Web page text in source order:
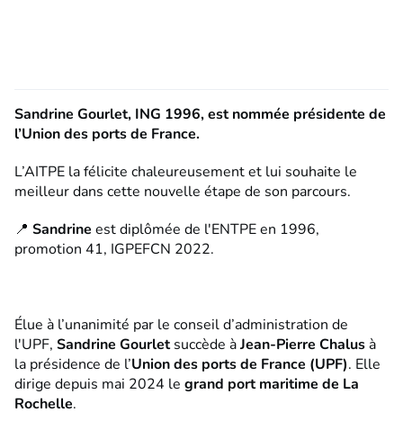
Sandrine Gourlet, ING 1996, est nommée présidente de
l’Union des ports de France.
L’AITPE la félicite chaleureusement et lui souhaite le
meilleur dans cette nouvelle étape de son parcours.
📍 Sandrine est diplômée de l'ENTPE en 1996,
promotion 41, IGPEFCN 2022.
Élue à l’unanimité par le conseil d’administration de
l'UPF, Sandrine Gourletsuccède àJean-Pierre Chalusà
la présidence de l’Union des ports de France (UPF). Elle
dirige depuis mai 2024 le grand port maritime de La
Rochelle.